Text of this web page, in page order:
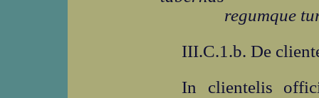
regumque
III.C.1.b. De
In clientelis